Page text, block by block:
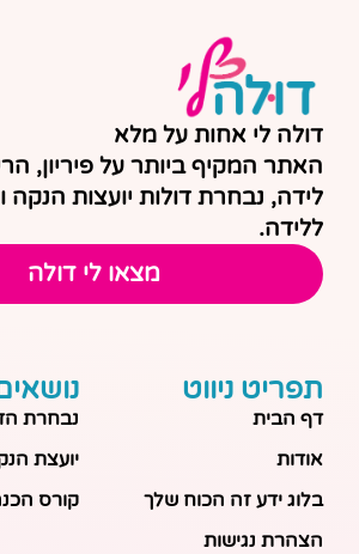
דולה לי אחות על מלא
האתר המקיף ביותר על פיריון,
לידה, נבחרת דולות יועצות הנקה
ללידה.
מצאו לי דולה
תפריט ניווט
דף הבית
אודות
בלוג ידע זה הכוח שלך
הצהרת נגישות
נבחרת
יועצת
קורס